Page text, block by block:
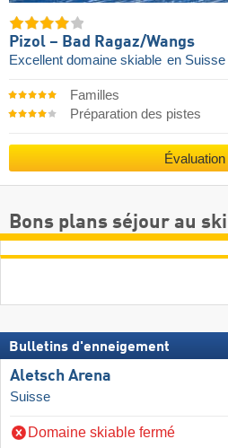
Pizol – Bad Ragaz/​Wangs
Excellent domaine skiable en Suisse
Familles
Préparation des pistes
Évaluation
Bons plans séjour au ski
Bulletins d'enneigement
Aletsch Arena
Suisse
Domaine skiable fermé